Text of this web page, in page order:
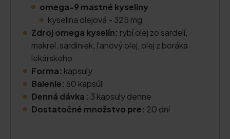
omega-9 mastné kyseliny
kyselina olejová - 325 mg
Zdroj omega kyselín: rybí olej zo sardelí,
makrel, sardiniek, ľanový olej, olej z boráka
lekárskeho
Forma: kapsuly
Balenie: 60 kapsúl
Denná dávka : 3 kapsuly denne
Dostatočné množstvo pre: 20 dní